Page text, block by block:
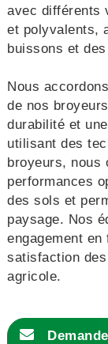
avec différents
et polyvalents,
buissons et
Nous
de nos
durabilité et
utilisant des
broyeurs, nous
performances
des sols et
paysage. Nos
engagement
satisfaction
agricole.